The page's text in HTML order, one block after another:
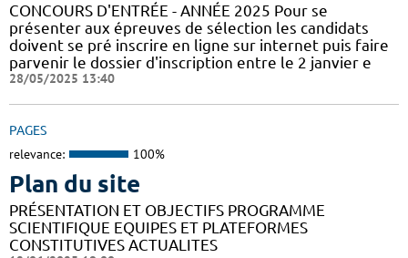
CONCOURS D'ENTRÉE - ANNÉE 2025 Pour se
présenter aux épreuves de sélection les candidats
doivent se pré inscrire en ligne sur internet puis faire
parvenir le dossier d'inscription entre le 2 janvier e
28/05/2025 13:40
PAGES
relevance: 100%
Plan du site
PRÉSENTATION ET OBJECTIFS PROGRAMME
SCIENTIFIQUE EQUIPES ET PLATEFORMES
CONSTITUTIVES ACTUALITES